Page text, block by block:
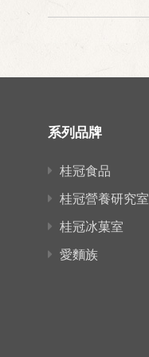
系列品牌
桂冠食品
桂冠營養研究室
桂冠冰菓室
愛麵族